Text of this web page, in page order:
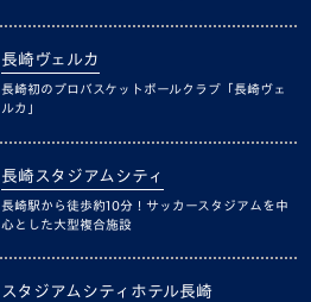
長崎ヴェルカ
長崎初のプロバスケットボールクラブ「長崎ヴェ
ルカ」
長崎スタジアムシティ
長崎駅から徒歩約10分！サッカースタジアムを中
心とした大型複合施設
スタジアムシティホテル長崎